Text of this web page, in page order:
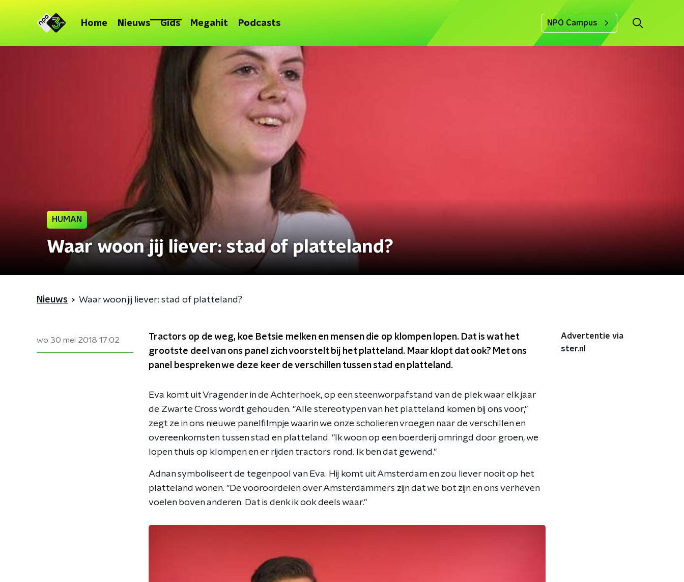
Home Nieuws Gids Megahit Podcasts NPO Campus
HUMAN
Waar woon jij liever: stad of platteland?
Nieuws Waar woon jij liever: stad of platteland?
wo 30 mei 2018 17:02
Tractors op de weg, koe Betsie melken en mensen die op klompen lopen. Dat is wat het
grootste deel van ons panel zich voorstelt bij het platteland. Maar klopt dat ook? Met ons
panel bespreken we deze keer de verschillen tussen stad en platteland.
Eva komt uit Vragender in de Achterhoek, op een steenworpafstand van de plek waar elk jaar
de Zwarte Cross wordt gehouden. "Alle stereotypen van het platteland komen bij ons voor,"
zegt ze in ons nieuwe panelfilmpje waarin we onze scholieren vroegen naar de verschillen en
overeenkomsten tussen stad en platteland. "Ik woon op een boerderij omringd door groen, we
lopen thuis op klompen en er rijden tractors rond. Ik ben dat gewend."
Adnan symboliseert de tegenpool van Eva. Hij komt uit Amsterdam en zou liever nooit op het
platteland wonen. "De vooroordelen over Amsterdammers zijn dat we bot zijn en ons verheven
voelen boven anderen. Dat is denk ik ook deels waar."
Advertentie via
ster.nl